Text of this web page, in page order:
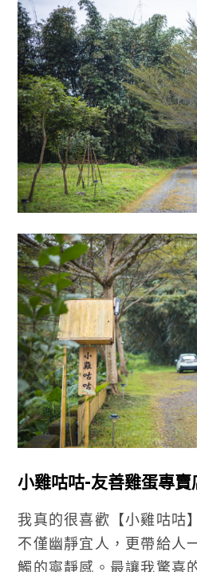
小雞咕咕-友善雞蛋專賣
我真的很喜歡【小雞咕咕
不僅幽靜宜人，更帶給人
觸的寧靜感。最讓我驚喜